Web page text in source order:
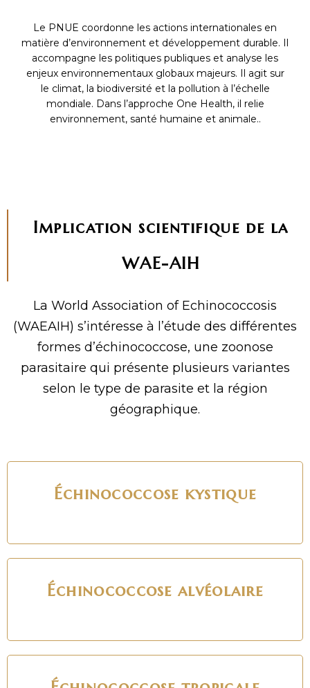
Le PNUE coordonne les actions internationales en
matière d’environnement et développement durable. Il
accompagne les politiques publiques et analyse les
enjeux environnementaux globaux majeurs. Il agit sur
le climat, la biodiversité et la pollution à l’échelle
mondiale. Dans l’approche One Health, il relie
environnement, santé humaine et animale..
Implication scientifique de la
WAE-AIH
La World Association of Echinococcosis
(WAEAIH) s’intéresse à l’étude des différentes
formes d’échinococcose, une zoonose
parasitaire qui présente plusieurs variantes
selon le type de parasite et la région
géographique.
Échinococcose kystique
Échinococcose alvéolaire